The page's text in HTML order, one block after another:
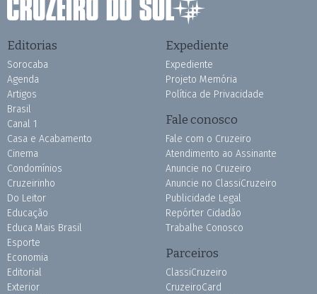
Editorias
Sorocaba
Agenda
Artigos
Brasil
Canal 1
Casa e Acabamento
Cinema
Condomínios
Cruzeirinho
Do Leitor
Educação
Educa Mais Brasil
Esporte
Economia
Editorial
Exterior
Expediente
Expediente
Projeto Memória
Política de Privacidade
Fale conosco
Fale com o Cruzeiro
Atendimento ao Assinante
Anuncie no Cruzeiro
Anuncie no ClassiCruzeiro
Publicidade Legal
Repórter Cidadão
Trabalhe Conosco
Parceiros
ClassiCruzeiro
CruzeiroCard